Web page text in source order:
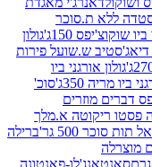
גולון
ש.שועל פירות
ביו
סוכ'
א.מלך
ברילה
פאנטונה